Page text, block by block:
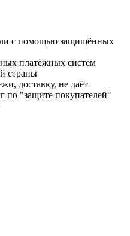
с помощью защищённых
платёжных систем
страны
доставку, не даёт
по "защите покупателей"